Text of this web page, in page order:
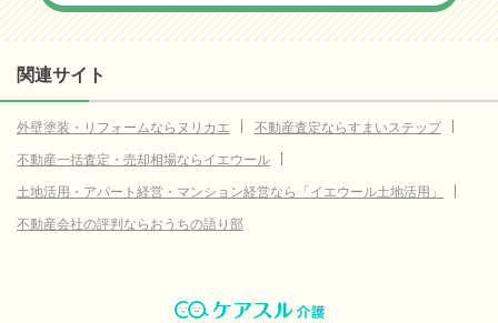
関連サイト
外壁塗装・リフォームならヌリカエ
不動産査定ならすまいステップ
不動産一括査定・売却相場ならイエウール
土地活用・アパート経営・マンション経営なら「イエウール土地活用」
不動産会社の評判ならおうちの語り部